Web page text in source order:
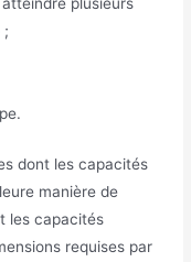
;
dont les capacités
manière de
les capacités
requises par